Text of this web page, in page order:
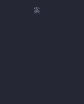
案